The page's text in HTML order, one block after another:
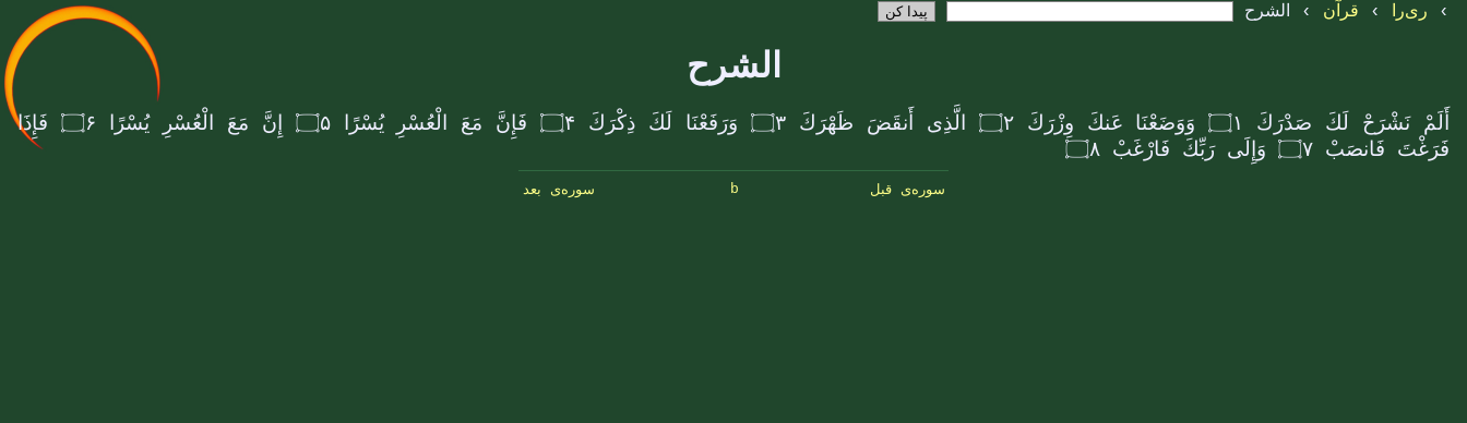
› ری‌را › قرآن › الشرح
الشرح
أَلَمْ نَشْرَحْ لَكَ صَدْرَكَ ۝۱ وَوَضَعْنَا عَنكَ وِزْرَكَ۝۲ الَّذِی أَنقَضَ ظَهْرَكَ۝۳ وَرَفَعْنَا لَكَ ذِكْرَكَ ۝۴ فَإِنَّ مَعَ الْعُسْرِ یُسْرًا۝۵ إِنَّ مَعَ الْعُسْرِ یُسْرًا ۝۶ فَإِذَا
فَرَغْتَ فَانصَبْ ۝۷ وَإِلَى رَبِّكَ فَارْغَبْ ۝۸
سوره‌ی قبل b سوره‌ی بعد